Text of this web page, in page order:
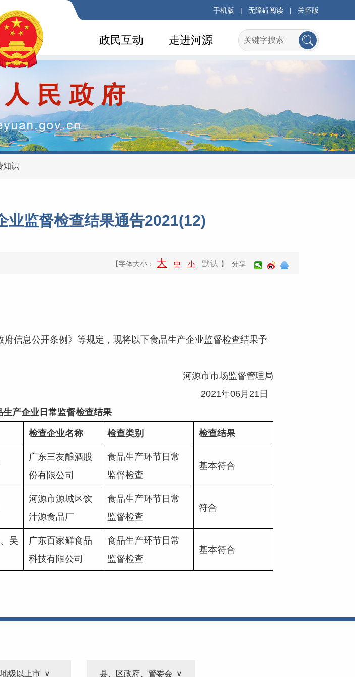
手机版 | 无障碍阅读 | 关怀版
走进河源
政民互动
知识
业监督检查结果通告2021(12)
【字体大小： 大 中 小 默认 】 分享
息公开条例》等规定，现将以下食品生产企业监督检查结果予
河源市市场监督管理局
2021年06月21日
生产企业日常监督检查结果
检查企业名称 检查类别 检查结果
广东三友酿酒股
份有限公司
食品生产环节日常
监督检查
基本符合
河源市源城区饮
汁源食品厂
食品生产环节日常
监督检查
符合
吴
广东百家鲜食品
科技有限公司
食品生产环节日常
监督检查
基本符合
级以上市 县、区政府、管委会